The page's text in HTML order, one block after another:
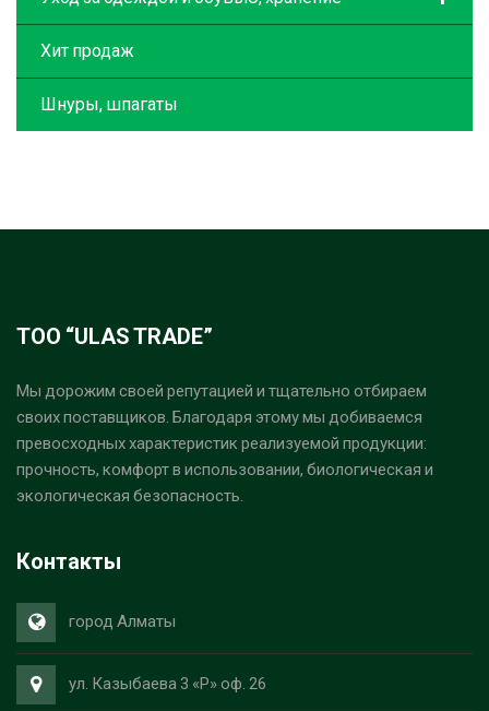
Хит продаж
Шнуры, шпагаты
ТОО “ULAS TRADE”
Мы дорожим своей репутацией и тщательно отбираем
своих поставщиков. Благодаря этому мы добиваемся
превосходных характеристик реализуемой продукции:
прочность, комфорт в использовании, биологическая и
экологическая безопасность.
Контакты
город Алматы
ул. Казыбаева 3 «Р» оф. 26